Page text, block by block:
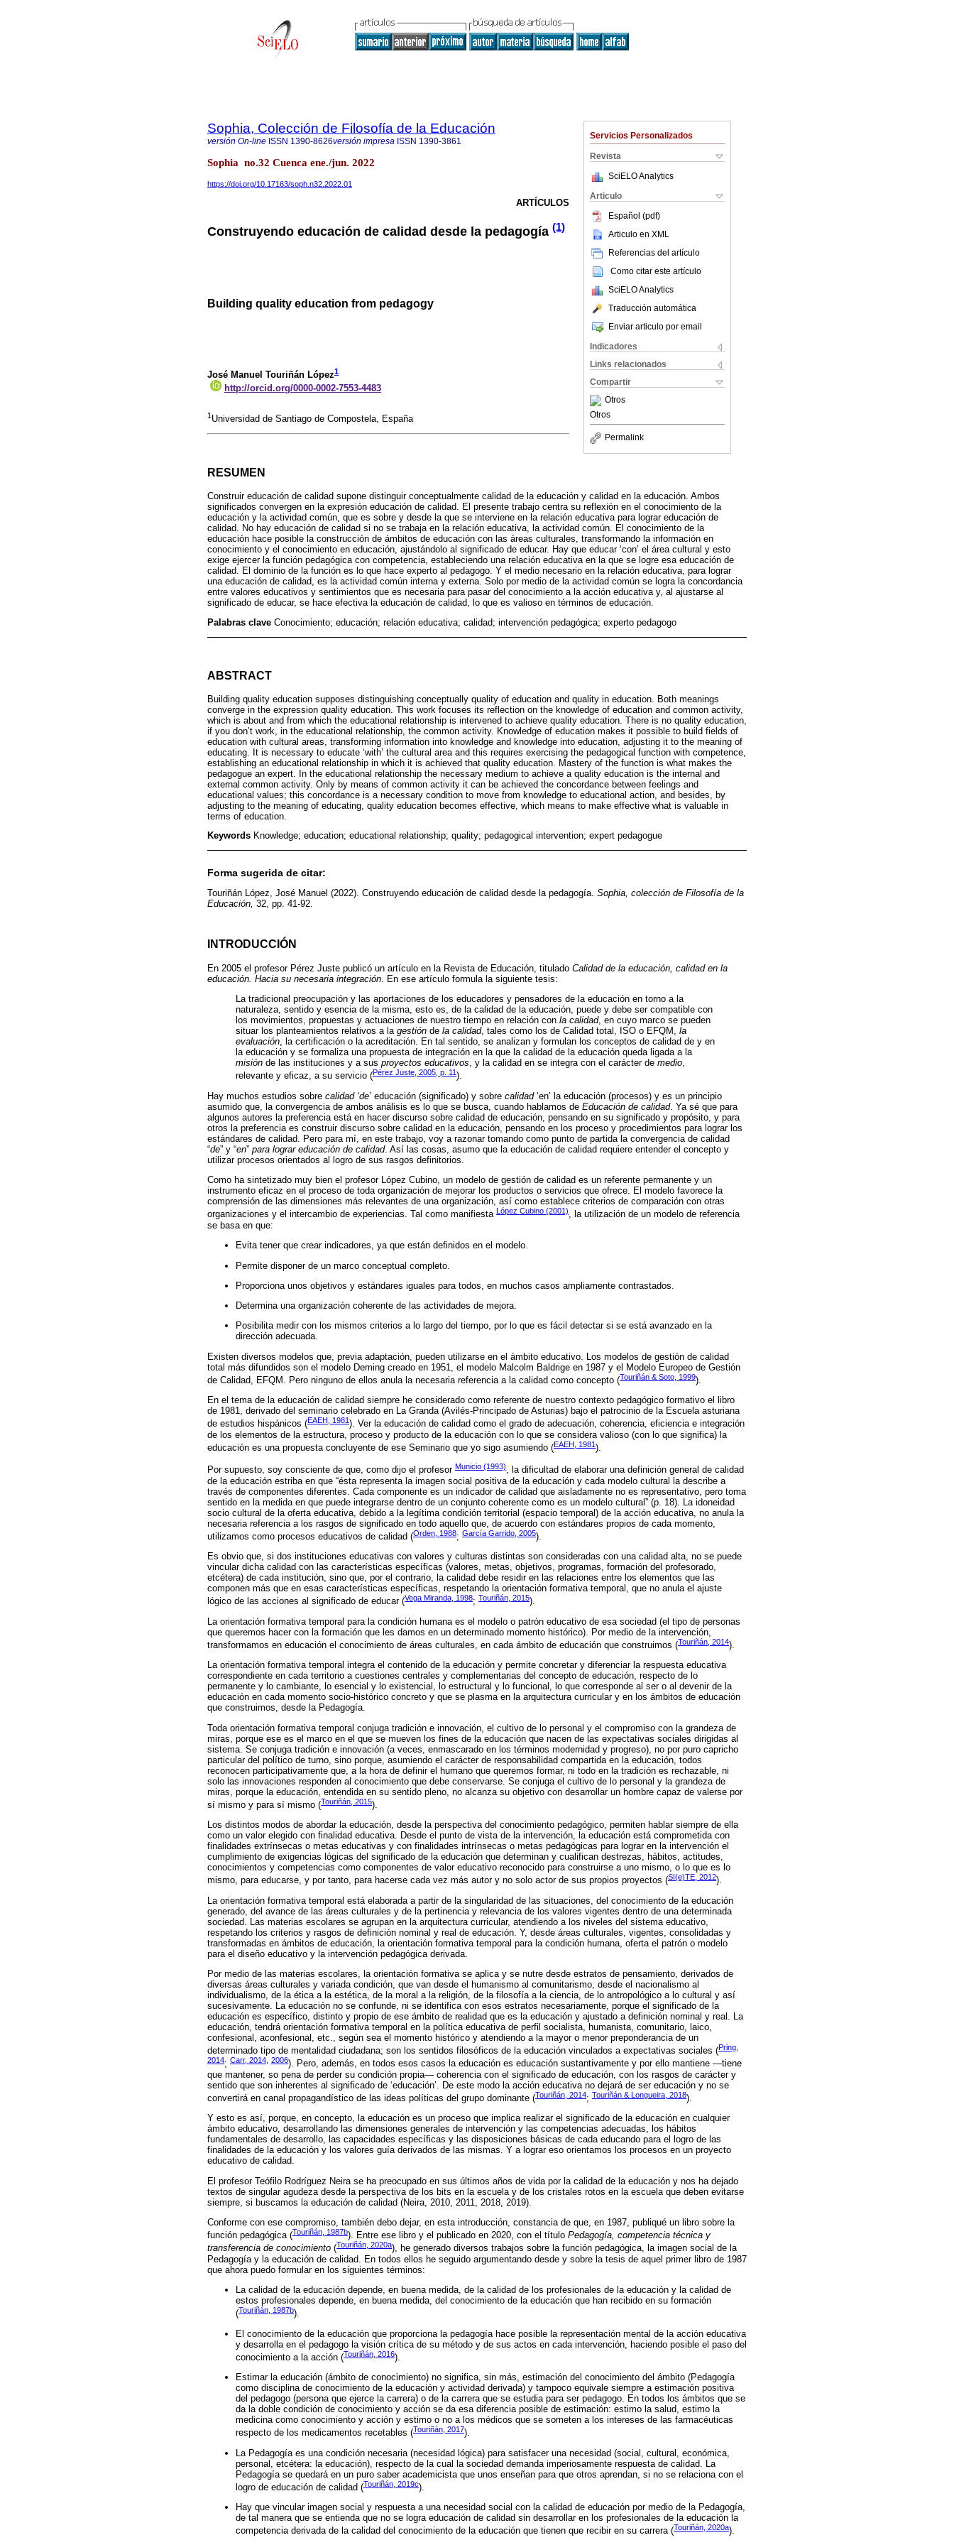
Servicios Personalizados
Revista
SciELO Analytics
Articulo
Español (pdf)
Articulo en XML
Referencias del artículo
Como citar este artículo
SciELO Analytics
Traducción automática
Enviar articulo por email
Indicadores
Links relacionados
Compartir
Otros
Otros
Permalink
Sophia, Colección de Filosofía de la Educación
versión On-line ISSN 1390-8626versión impresa ISSN 1390-3861
Sophia no.32 Cuenca ene./jun. 2022
https://doi.org/10.17163/soph.n32.2022.01
ARTÍCULOS
Construyendo educación de calidad desde la pedagogía (1)
Building quality education from pedagogy
José Manuel Touriñán López1
http://orcid.org/0000-0002-7553-4483
1 Universidad de Santiago de Compostela, España
RESUMEN
Construir educación de calidad supone distinguir conceptualmente calidad de la educación y calidad en la educación. Ambos
significados convergen en la expresión educación de calidad. El presente trabajo centra su reflexión en el conocimiento de la
educación y la actividad común, que es sobre y desde la que se interviene en la relación educativa para lograr educación de
calidad. No hay educación de calidad si no se trabaja en la relación educativa, la actividad común. El conocimiento de la
educación hace posible la construcción de ámbitos de educación con las áreas culturales, transformando la información en
conocimiento y el conocimiento en educación, ajustándolo al significado de educar. Hay que educar ‘con’ el área cultural y esto
exige ejercer la función pedagógica con competencia, estableciendo una relación educativa en la que se logre esa educación de
calidad. El dominio de la función es lo que hace experto al pedagogo. Y el medio necesario en la relación educativa, para lograr
una educación de calidad, es la actividad común interna y externa. Solo por medio de la actividad común se logra la concordancia
entre valores educativos y sentimientos que es necesaria para pasar del conocimiento a la acción educativa y, al ajustarse al
significado de educar, se hace efectiva la educación de calidad, lo que es valioso en términos de educación.
Palabras clave Conocimiento; educación; relación educativa; calidad; intervención pedagógica; experto pedagogo
ABSTRACT
Building quality education supposes distinguishing conceptually quality of education and quality in education. Both meanings
converge in the expression quality education. This work focuses its reflection on the knowledge of education and common activity,
which is about and from which the educational relationship is intervened to achieve quality education. There is no quality education,
if you don’t work, in the educational relationship, the common activity. Knowledge of education makes it possible to build fields of
education with cultural areas, transforming information into knowledge and knowledge into education, adjusting it to the meaning of
educating. It is necessary to educate ‘with’ the cultural area and this requires exercising the pedagogical function with competence,
establishing an educational relationship in which it is achieved that quality education. Mastery of the function is what makes the
pedagogue an expert. In the educational relationship the necessary medium to achieve a quality education is the internal and
external common activity. Only by means of common activity it can be achieved the concordance between feelings and
educational values; this concordance is a necessary condition to move from knowledge to educational action, and besides, by
adjusting to the meaning of educating, quality education becomes effective, which means to make effective what is valuable in
terms of education.
Keywords Knowledge; education; educational relationship; quality; pedagogical intervention; expert pedagogue
Forma sugerida de citar:
Touriñán López, José Manuel (2022). Construyendo educación de calidad desde la pedagogía. Sophia, colección de Filosofía de la
Educación, 32, pp. 41-92.
INTRODUCCIÓN
En 2005 el profesor Pérez Juste publicó un artículo en la Revista de Educación, titulado Calidad de la educación, calidad en la
educación. Hacia su necesaria integración . En ese artículo formula la siguiente tesis:
La tradicional preocupación y las aportaciones de los educadores y pensadores de la educación en torno a la
naturaleza, sentido y esencia de la misma, esto es, de la calidad de la educación, puede y debe ser compatible con
los movimientos, propuestas y actuaciones de nuestro tiempo en relación con la calidad, en cuyo marco se pueden
situar los planteamientos relativos a la gestión de la calidad, tales como los de Calidad total, ISO o EFQM, la
evaluación, la certificación o la acreditación. En tal sentido, se analizan y formulan los conceptos de calidad de y en
la educación y se formaliza una propuesta de integración en la que la calidad de la educación queda ligada a la
misión de las instituciones y a sus proyectos educativos, y la calidad en se integra con el carácter de medio,
relevante y eficaz, a su servicio (Pérez Juste, 2005, p. 11 ).
Hay muchos estudios sobre calidad ‘de’ educación (significado) y sobre calidad‘en’ la educación (procesos) y es un principio
asumido que, la convergencia de ambos análisis es lo que se busca, cuando hablamos de Educación de calidad. Ya sé que para
algunos autores la preferencia está en hacer discurso sobre calidad de educación, pensando en su significado y propósito, y para
otros la preferencia es construir discurso sobre calidad en la educación, pensando en los proceso y procedimientos para lograr los
estándares de calidad. Pero para mí, en este trabajo, voy a razonar tomando como punto de partida la convergencia de calidad
“de” y “en” para lograr educación de calidad. Así las cosas, asumo que la educación de calidad requiere entender el concepto y
utilizar procesos orientados al logro de sus rasgos definitorios.
Como ha sintetizado muy bien el profesor López Cubino, un modelo de gestión de calidad es un referente permanente y un
instrumento eficaz en el proceso de toda organización de mejorar los productos o servicios que ofrece. El modelo favorece la
comprensión de las dimensiones más relevantes de una organización, así como establece criterios de comparación con otras
organizaciones y el intercambio de experiencias. Tal como manifiesta López Cubino (2001), la utilización de un modelo de referencia
se basa en que:
Evita tener que crear indicadores, ya que están definidos en el modelo.
Permite disponer de un marco conceptual completo.
Proporciona unos objetivos y estándares iguales para todos, en muchos casos ampliamente contrastados.
Determina una organización coherente de las actividades de mejora.
Posibilita medir con los mismos criterios a lo largo del tiempo, por lo que es fácil detectar si se está avanzado en la
dirección adecuada.
Existen diversos modelos que, previa adaptación, pueden utilizarse en el ámbito educativo. Los modelos de gestión de calidad
total más difundidos son el modelo Deming creado en 1951, el modelo Malcolm Baldrige en 1987 y el Modelo Europeo de Gestión
de Calidad, EFQM. Pero ninguno de ellos anula la necesaria referencia a la calidad como concepto (Touriñán & Soto, 1999).
En el tema de la educación de calidad siempre he considerado como referente de nuestro contexto pedagógico formativo el libro
de 1981, derivado del seminario celebrado en La Granda (Avilés-Principado de Asturias) bajo el patrocinio de la Escuela asturiana
de estudios hispánicos (EAEH, 1981 ). Ver la educación de calidad como el grado de adecuación, coherencia, eficiencia e integración
de los elementos de la estructura, proceso y producto de la educación con lo que se considera valioso (con lo que significa) la
educación es una propuesta concluyente de ese Seminario que yo sigo asumiendo (EAEH, 1981).
Por supuesto, soy consciente de que, como dijo el profesor Municio (1993), la dificultad de elaborar una definición general de calidad
de la educación estriba en que “ésta representa la imagen social positiva de la educación y cada modelo cultural la describe a
través de componentes diferentes. Cada componente es un indicador de calidad que aisladamente no es representativo, pero toma
sentido en la medida en que puede integrarse dentro de un conjunto coherente como es un modelo cultural” (p. 18). La idoneidad
socio cultural de la oferta educativa, debido a la legítima condición territorial (espacio temporal) de la acción educativa, no anula la
necesaria referencia a los rasgos de significado en todo aquello que, de acuerdo con estándares propios de cada momento,
utilizamos como procesos educativos de calidad (Orden, 1988; García Garrido, 2005).
Es obvio que, si dos instituciones educativas con valores y culturas distintas son consideradas con una calidad alta, no se puede
vincular dicha calidad con las características específicas (valores, metas, objetivos, programas, formación del profesorado,
etcétera) de cada institución, sino que, por el contrario, la calidad debe residir en las relaciones entre los elementos que las
componen más que en esas características específicas, respetando la orientación formativa temporal, que no anula el ajuste
lógico de las acciones al significado de educar (Vega Miranda, 1998; Touriñán, 2015).
La orientación formativa temporal para la condición humana es el modelo o patrón educativo de esa sociedad (el tipo de personas
que queremos hacer con la formación que les damos en un determinado momento histórico). Por medio de la intervención,
transformamos en educación el conocimiento de áreas culturales, en cada ámbito de educación que construimos (Touriñán, 2014).
La orientación formativa temporal integra el contenido de la educación y permite concretar y diferenciar la respuesta educativa
correspondiente en cada territorio a cuestiones centrales y complementarias del concepto de educación, respecto de lo
permanente y lo cambiante, lo esencial y lo existencial, lo estructural y lo funcional, lo que corresponde al ser o al devenir de la
educación en cada momento socio-histórico concreto y que se plasma en la arquitectura curricular y en los ámbitos de educación
que construimos, desde la Pedagogía.
Toda orientación formativa temporal conjuga tradición e innovación, el cultivo de lo personal y el compromiso con la grandeza de
miras, porque ese es el marco en el que se mueven los fines de la educación que nacen de las expectativas sociales dirigidas al
sistema. Se conjuga tradición e innovación (a veces, enmascarado en los términos modernidad y progreso), no por puro capricho
particular del político de turno, sino porque, asumiendo el carácter de responsabilidad compartida en la educación, todos
reconocen participativamente que, a la hora de definir el humano que queremos formar, ni todo en la tradición es rechazable, ni
solo las innovaciones responden al conocimiento que debe conservarse. Se conjuga el cultivo de lo personal y la grandeza de
miras, porque la educación, entendida en su sentido pleno, no alcanza su objetivo con desarrollar un hombre capaz de valerse por
sí mismo y para sí mismo (Touriñán, 2015).
Los distintos modos de abordar la educación, desde la perspectiva del conocimiento pedagógico, permiten hablar siempre de ella
como un valor elegido con finalidad educativa. Desde el punto de vista de la intervención, la educación está comprometida con
finalidades extrínsecas o metas educativas y con finalidades intrínsecas o metas pedagógicas para lograr en la intervención el
cumplimiento de exigencias lógicas del significado de la educación que determinan y cualifican destrezas, hábitos, actitudes,
conocimientos y competencias como componentes de valor educativo reconocido para construirse a uno mismo, o lo que es lo
mismo, para educarse, y por tanto, para hacerse cada vez más autor y no solo actor de sus propios proyectos (SI(e)TE, 2012).
La orientación formativa temporal está elaborada a partir de la singularidad de las situaciones, del conocimiento de la educación
generado, del avance de las áreas culturales y de la pertinencia y relevancia de los valores vigentes dentro de una determinada
sociedad. Las materias escolares se agrupan en la arquitectura curricular, atendiendo a los niveles del sistema educativo,
respetando los criterios y rasgos de definición nominal y real de educación. Y, desde áreas culturales, vigentes, consolidadas y
transformadas en ámbitos de educación, la orientación formativa temporal para la condición humana, oferta el patrón o modelo
para el diseño educativo y la intervención pedagógica derivada.
Por medio de las materias escolares, la orientación formativa se aplica y se nutre desde estratos de pensamiento, derivados de
diversas áreas culturales y variada condición, que van desde el humanismo al comunitarismo, desde el nacionalismo al
individualismo, de la ética a la estética, de la moral a la religión, de la filosofía a la ciencia, de lo antropológico a lo cultural y así
sucesivamente. La educación no se confunde, ni se identifica con esos estratos necesariamente, porque el significado de la
educación es específico, distinto y propio de ese ámbito de realidad que es la educación y ajustado a definición nominal y real. La
educación, tendrá orientación formativa temporal en la política educativa de perfil socialista, humanista, comunitario, laico,
confesional, aconfesional, etc., según sea el momento histórico y atendiendo a la mayor o menor preponderancia de un
determinado tipo de mentalidad ciudadana; son los sentidos filosóficos de la educación vinculados a expectativas sociales (Pring,
2014; Carr, 2014, 2006). Pero, además, en todos esos casos la educación es educación sustantivamente y por ello mantiene —tiene
que mantener, so pena de perder su condición propia— coherencia con el significado de educación, con los rasgos de carácter y
sentido que son inherentes al significado de ‘educación’. De este modo la acción educativa no dejará de ser educación y no se
convertirá en canal propagandístico de las ideas políticas del grupo dominante (Touriñán, 2014; Touriñán & Longueira, 2018).
Y esto es así, porque, en concepto, la educación es un proceso que implica realizar el significado de la educación en cualquier
ámbito educativo, desarrollando las dimensiones generales de intervención y las competencias adecuadas, los hábitos
fundamentales de desarrollo, las capacidades específicas y las disposiciones básicas de cada educando para el logro de las
finalidades de la educación y los valores guía derivados de las mismas. Y a lograr eso orientamos los procesos en un proyecto
educativo de calidad.
El profesor Teófilo Rodríguez Neira se ha preocupado en sus últimos años de vida por la calidad de la educación y nos ha dejado
textos de singular agudeza desde la perspectiva de los bits en la escuela y de los cristales rotos en la escuela que deben evitarse
siempre, si buscamos la educación de calidad (Neira, 2010, 2011, 2018, 2019).
Conforme con ese compromiso, también debo dejar, en esta introducción, constancia de que, en 1987, publiqué un libro sobre la
función pedagógica (Touriñán, 1987b). Entre ese libro y el publicado en 2020, con el título Pedagogía, competencia técnica y
transferencia de conocimiento (Touriñán, 2020a), he generado diversos trabajos sobre la función pedagógica, la imagen social de la
Pedagogía y la educación de calidad. En todos ellos he seguido argumentando desde y sobre la tesis de aquel primer libro de 1987
que ahora puedo formular en los siguientes términos:
La calidad de la educación depende, en buena medida, de la calidad de los profesionales de la educación y la calidad de
estos profesionales depende, en buena medida, del conocimiento de la educación que han recibido en su formación
(Touriñán, 1987b).
El conocimiento de la educación que proporciona la pedagogía hace posible la representación mental de la acción educativa
y desarrolla en el pedagogo la visión crítica de su método y de sus actos en cada intervención, haciendo posible el paso del
conocimiento a la acción (Touriñán, 2016).
Estimar la educación (ámbito de conocimiento) no significa, sin más, estimación del conocimiento del ámbito (Pedagogía
como disciplina de conocimiento de la educación y actividad derivada) y tampoco equivale siempre a estimación positiva
del pedagogo (persona que ejerce la carrera) o de la carrera que se estudia para ser pedagogo. En todos los ámbitos que se
da la doble condición de conocimiento y acción se da esa diferencia posible de estimación: estimo la salud, estimo la
medicina como conocimiento y acción y estimo o no a los médicos que se someten a los intereses de las farmacéuticas
respecto de los medicamentos recetables (Touriñán, 2017).
La Pedagogía es una condición necesaria (necesidad lógica) para satisfacer una necesidad (social, cultural, económica,
personal, etcétera: la educación), respecto de la cual la sociedad demanda imperiosamente respuesta de calidad. La
Pedagogía se quedará en un puro saber academicista que unos enseñan para que otros aprendan, si no se relaciona con el
logro de educación de calidad (Touriñán, 2019c).
Hay que vincular imagen social y respuesta a una necesidad social con la calidad de educación por medio de la Pedagogía,
de tal manera que se entienda que no se logra educación de calidad sin desarrollar en los profesionales de la educación la
competencia derivada de la calidad del conocimiento de la educación que tienen que recibir en su carrera (Touriñán, 2020a).